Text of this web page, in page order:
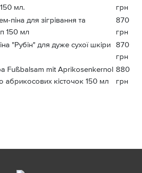
мл.
грн
піна для зігрівання та
150 мл
870
грн
"Рубін" для дуже сухої шкіри 870
грн
Fußbalsam mit Aprikosenkernol
абрикосових кісточок 150 мл
880
грн